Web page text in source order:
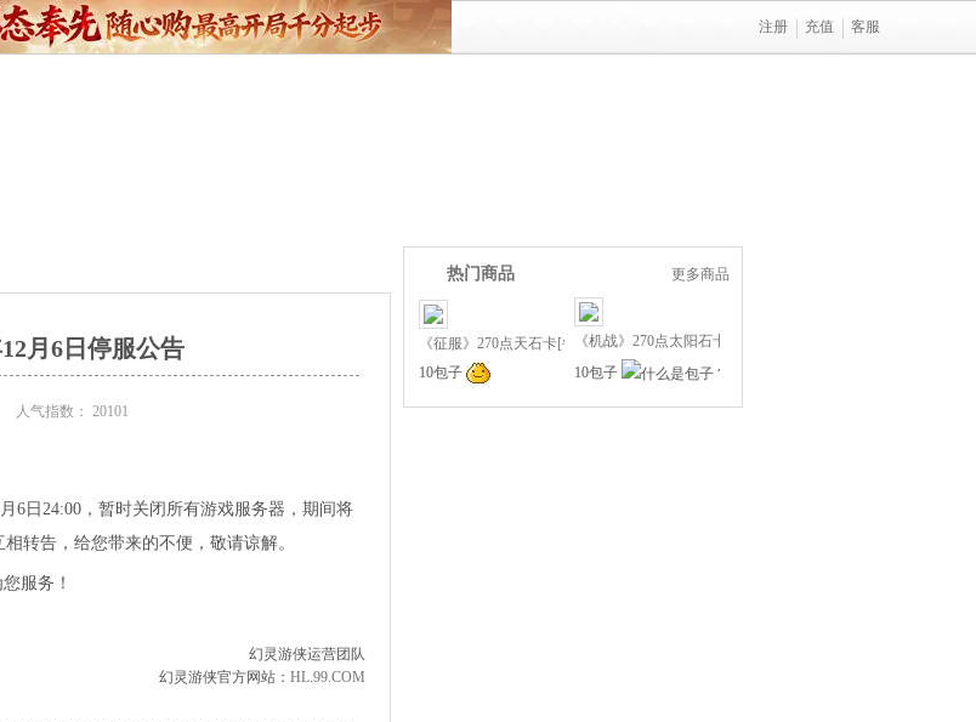
注册 充值 客服
12月6日停服公告
人气指数： 20101
6日24:00，暂时关闭所有游戏服务器，期间将
转告，给您带来的不便，敬请谅解。
服务！
幻灵游侠运营团队
幻灵游侠官方网站： HL.99.COM
更多商品
热门商品
《征服》270点天石卡[每周限量,预换从速]
10包子
《机战》270点太阳石卡[每周限量,预换从速]
10包子